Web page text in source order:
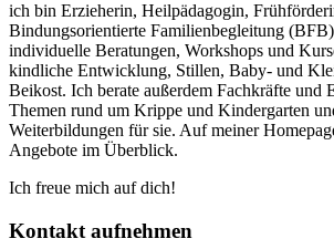
ich bin Erzieherin, Heilpädagogin,
Bindungsorientierte Familienbegleitung
individuelle Beratungen, Workshops und
kindliche Entwicklung, Stillen, Baby- und
Beikost. Ich berate außerdem Fachkräfte und
Themen rund um Krippe und Kindergarten
Weiterbildungen für sie. Auf meiner
Angebote im Überblick.
Ich freue mich auf dich!
Kontakt aufnehmen